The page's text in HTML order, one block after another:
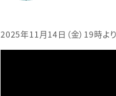
2025年11月14日（金）19時よ